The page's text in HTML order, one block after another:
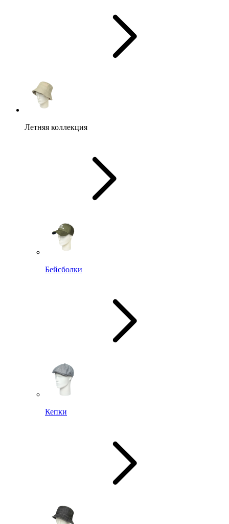
Летняя коллекция
Бейсболки
Кепки